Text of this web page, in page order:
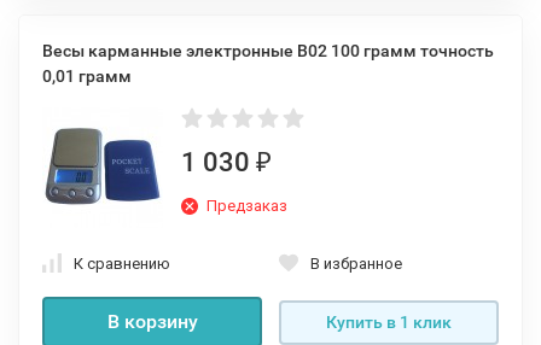
Весы карманные электронные B02 100 грамм точность
0,01 грамм
1 030 ₽
Предзаказ
К сравнению В избранное
В корзину Купить в 1 клик